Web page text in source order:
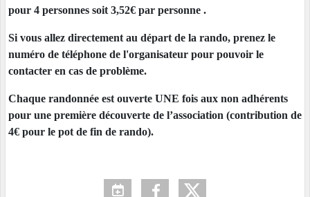
pour 4 personnes soit 3,52€ par personne .
Si vous allez directement au départ de la rando, prenez le
numéro de téléphone de l'organisateur pour pouvoir le
contacter en cas de problème.
Chaque randonnée est ouverte UNE fois aux non adhérents
pour une première découverte de l’association (contribution de
4€ pour le pot de fin de rando).